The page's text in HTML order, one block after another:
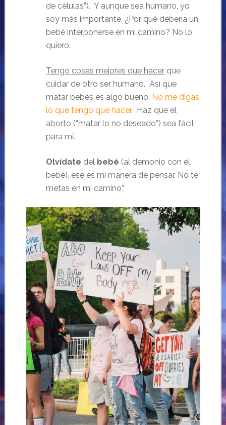
de células”). Y aunque sea humano, yo
soy más importante. ¿Por qué debería un
bebé interponerse en mi camino? No lo
quiero.
Tengo cosas mejores que hacerque
cuidar de otro ser humano. Así que
matar bebés es algo bueno. No me digas
lo que tengo que hacer. Haz que el
aborto (“matar lo no deseado”) sea fácil
para mí.
Olvídate del bebé (al demonio con el
bebé), ese es mi manera de pensar. No te
metas en mi camino”.